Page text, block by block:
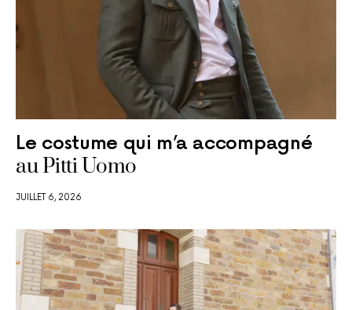
Le costume qui m’a accompagné
au Pitti Uomo
JUILLET 6, 2026